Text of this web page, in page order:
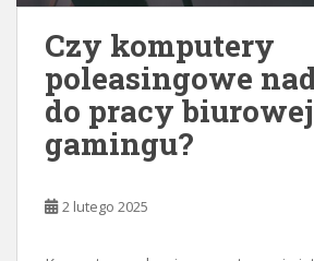
Czy komputery
poleasingowe
do pracy
gamingu?
2 lutego 2025